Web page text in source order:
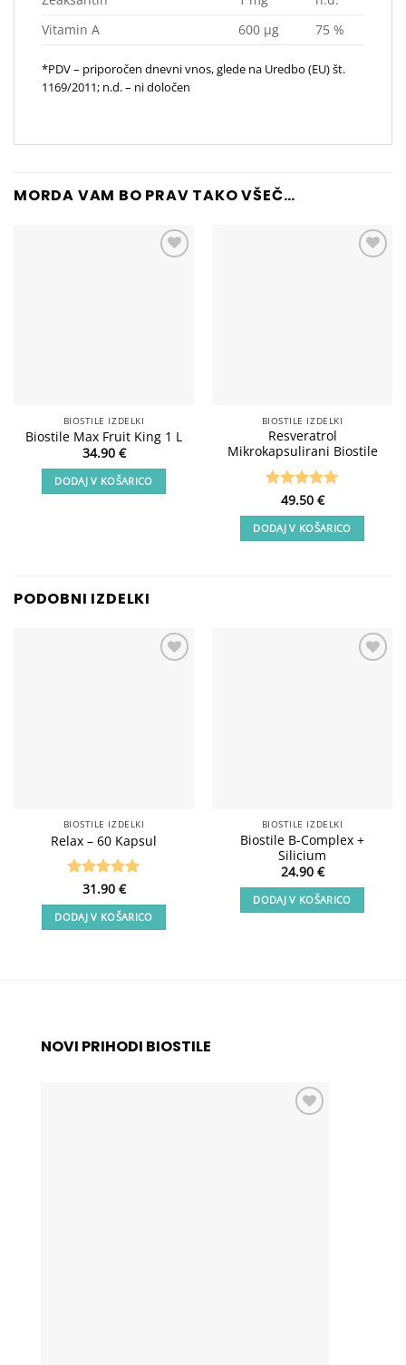
Vitamin A
600 μg 75 %
*PDV – priporočen dnevni vnos, glede na Uredbo (EU) št.
1169/2011; n.d. – ni določen
MORDA VAM BO PRAV TAKO VŠEČ…
BIOSTILE IZDELKI
Biostile Max Fruit King 1 L
34.90 €
DODAJ V KOŠARICO
BIOSTILE IZDELKI
Resveratrol
Mikrokapsulirani Biostile
Ocenjeno
od 5
49.50 €
DODAJ V KOŠARICO
PODOBNI IZDELKI
BIOSTILE IZDELKI
Relax – 60 Kapsul
Ocenjeno
od 5
31.90 €
DODAJ V KOŠARICO
BIOSTILE IZDELKI
Biostile B-Complex +
Silicium
24.90 €
DODAJ V KOŠARICO
NOVI PRIHODI BIOSTILE